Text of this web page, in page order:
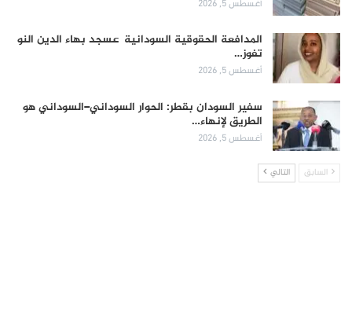
أغسطس 5, 2026
المدافعة الحقوقية السودانية عسجد بهاء الدين النو
تفوز…
أغسطس 5, 2026
سفير السودان بقطر: الحوار السوداني–السوداني هو
الطريق لإنهاء…
أغسطس 5, 2026
السابق التالي